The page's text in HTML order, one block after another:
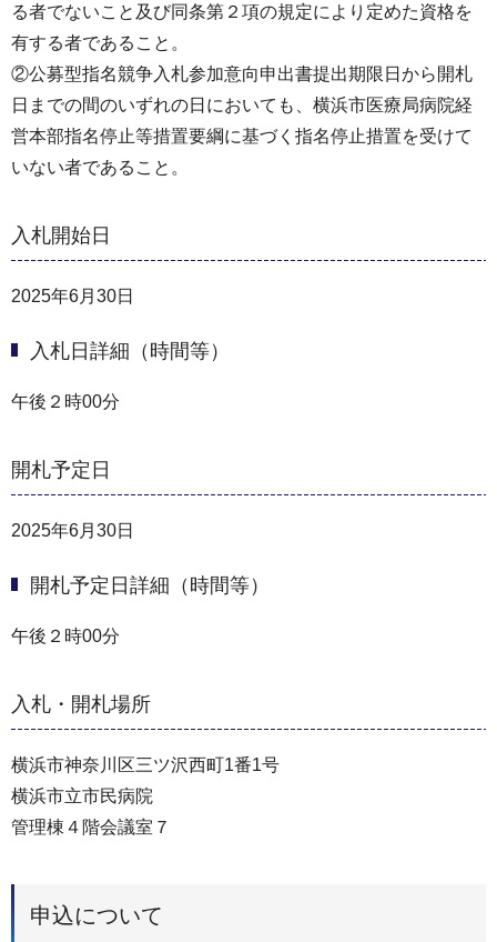
る者でないこと及び同条第２項の規定により定めた資格を
有する者であること。
②公募型指名競争入札参加意向申出書提出期限日から開札
日までの間のいずれの日においても、横浜市医療局病院経
営本部指名停止等措置要綱に基づく指名停止措置を受けて
いない者であること。
入札開始日
2025年6月30日
入札日詳細（時間等）
午後２時00分
開札予定日
2025年6月30日
開札予定日詳細（時間等）
午後２時00分
入札・開札場所
横浜市神奈川区三ツ沢西町1番1号
横浜市立市民病院
管理棟４階会議室７
申込について